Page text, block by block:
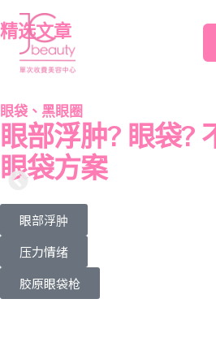
Skip
to
content
精选文章
眼袋、黑眼圈
眼部浮肿? 眼袋?
眼袋方案
眼部浮肿
压力情绪
胶原眼袋枪